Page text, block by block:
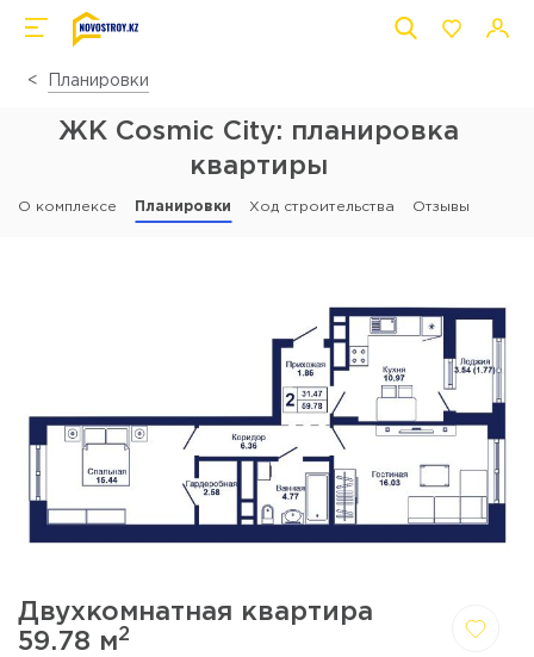
Планировки
ЖК Cosmic City: планировка
квартиры
О комплексе Планировки Ход строительства Отзывы
Двухкомнатная квартира
59.78 м2